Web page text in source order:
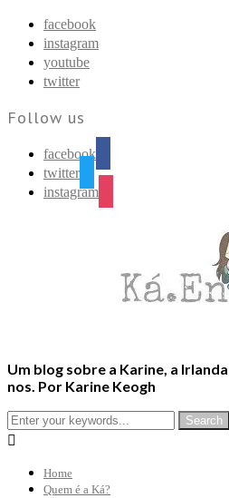
facebook
instagram
youtube
twitter
Follow us
facebook
twitter
instagram
Um blog sobre a Karine, a
nos. Por Karine Keogh

Home
Quem é a Ká?